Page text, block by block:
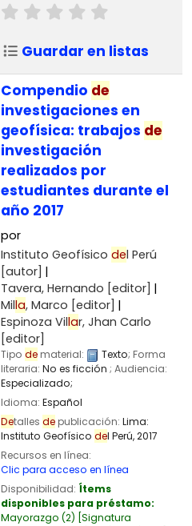
Guardar en listas
Compendio de
investigaciones en
geofísica: trabajos de
investigación
realizados por
estudiantes durante el
año 2017
por
Instituto Geofísico del Perú
[autor]
Tavera, Hernando [editor]
Milla, Marco [editor]
Espinoza Villar, Jhan Carlo
[editor]
Tipo dematerial: Texto; Forma
literaria: No es ficción ; Audiencia:
Especializado;
Idioma: Español
Detalles depublicación: Lima:
Instituto Geofísico del Perú,2017
Recursos en línea:
Clic para acceso en línea
Disponibilidad: Ítems
disponibles para préstamo:
Mayorazgo (2) Signatura